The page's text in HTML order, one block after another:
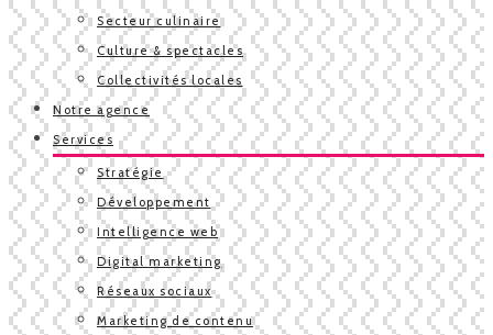
Secteur culinaire
Culture & spectacles
Collectivités locales
Notre agence
Services
Stratégie
Développement
Intelligence web
Digital marketing
Réseaux sociaux
Marketing de contenu